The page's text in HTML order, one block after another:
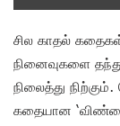
சில காதல்
நினைவுகளை
நிலைத்து
கதையான